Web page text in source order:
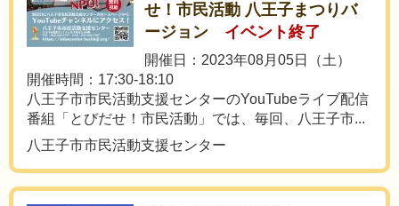
せ！市民活動 八王子まつりバ
ージョン
イベント終了
開催日：2023年08月05日（土）
開催時間：17:30-18:10
八王子市市民活動支援センターのYouTubeライブ配信
番組「とびだせ！市民活動」では、毎回、八王子市...
八王子市市民活動支援センター